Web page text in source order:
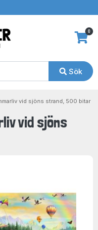
Sök
0
vid sjöns strand, 500 bitar
vid sjöns